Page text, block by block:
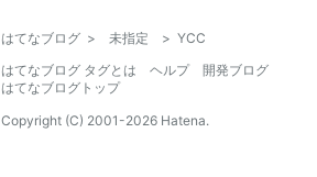
はてなブログ > 未指定 > YCC
はてなブログ タグとは
ヘルプ
開発ブログ
はてなブログトップ
Copyright (C) 2001-2026 Hatena.